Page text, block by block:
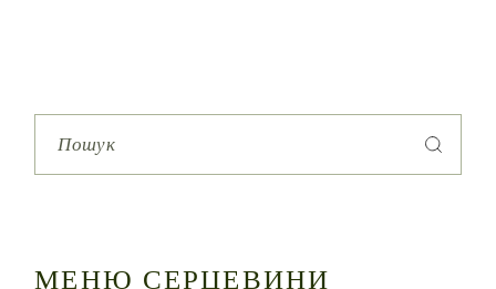
Search
for:
МЕНЮ СЕРЦЕВИНИ